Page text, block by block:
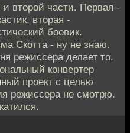
второй части. Первая -
вторая -
боевик.
Скотта - ну не знаю.
режиссера делает то,
конвертер
проект с целью
режиссера не смотрю.